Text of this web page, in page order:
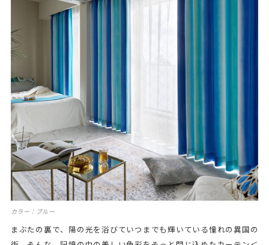
カラー：ブルー
まぶたの裏で、陽の光を浴びていつまでも輝いている憧れの異国の